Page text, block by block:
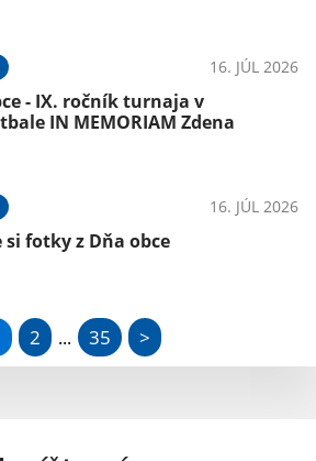
16. JÚL 2026
- IX. ročník turnaja v
IN MEMORIAM Zdena
16. JÚL 2026
si fotky z Dňa obce
2 ... 35 >